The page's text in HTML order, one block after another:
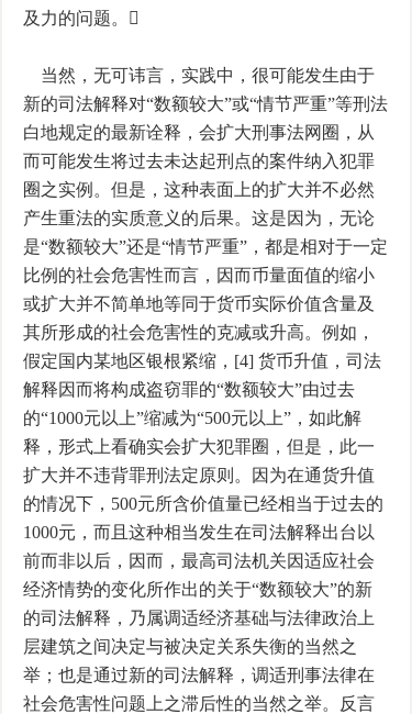
及力的问题。
当然，无可讳言，实践中，很可能发生由于
新的司法解释对“数额较大”或“情节严重”等刑法
白地规定的最新诠释，会扩大刑事法网圈，从
而可能发生将过去未达起刑点的案件纳入犯罪
圈之实例。但是，这种表面上的扩大并不必然
产生重法的实质意义的后果。这是因为，无论
是“数额较大”还是“情节严重”，都是相对于一定
比例的社会危害性而言，因而币量面值的缩小
或扩大并不简单地等同于货币实际价值含量及
其所形成的社会危害性的克减或升高。例如，
假定国内某地区银根紧缩，[4] 货币升值，司法
解释因而将构成盗窃罪的“数额较大”由过去
的“1000元以上”缩减为“500元以上”，如此解
释，形式上看确实会扩大犯罪圈，但是，此一
扩大并不违背罪刑法定原则。因为在通货升值
的情况下，500元所含价值量已经相当于过去的
1000元，而且这种相当发生在司法解释出台以
前而非以后，因而，最高司法机关因适应社会
经济情势的变化所作出的关于“数额较大”的新
的司法解释，乃属调适经济基础与法律政治上
层建筑之间决定与被决定关系失衡的当然之
举；也是通过新的司法解释，调适刑事法律在
社会危害性问题上之滞后性的当然之举。反言